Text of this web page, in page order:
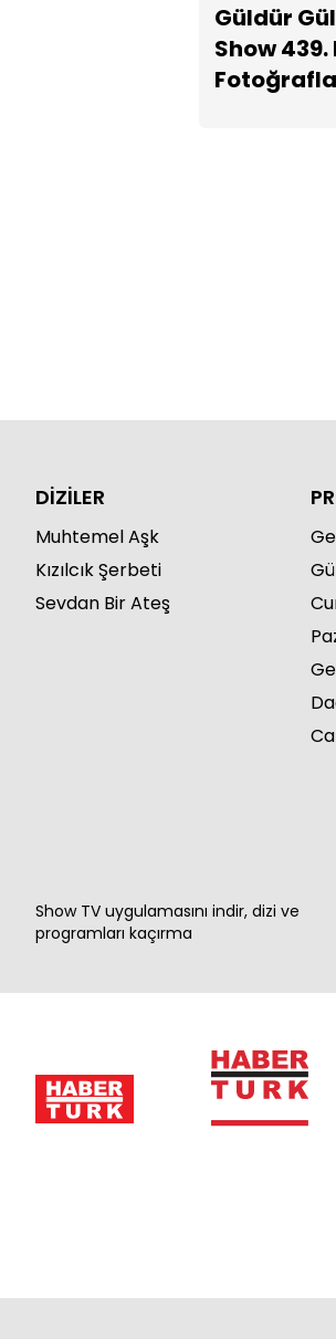
Güldür
Show
DİZİLER
Muhtemel Aşk
Kızılcık Şerbeti
Sevdan Bir Ateş
Show TV uygulamasını indir, dizi ve
programları kaçırma